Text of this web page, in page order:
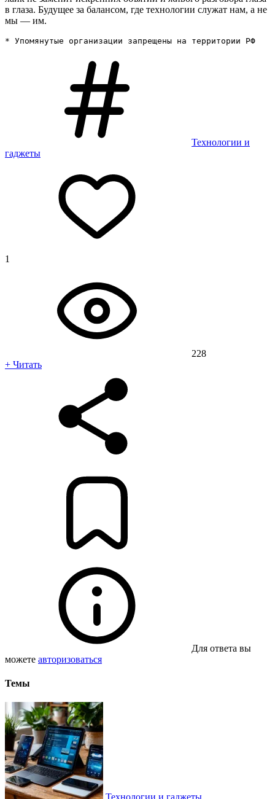
в глаза. Будущее за балансом, где технологии служат нам, а не
мы — им.
* Упомянутые организации запрещены на территории РФ
Технологии и
гаджеты
1
228
+ Читать
Для ответа вы
можете авторизоваться
Темы